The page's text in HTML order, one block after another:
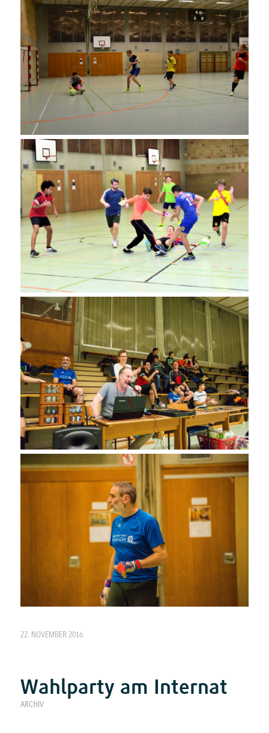
22. NOVEMBER 2016
Wahlparty am Internat
ARCHIV